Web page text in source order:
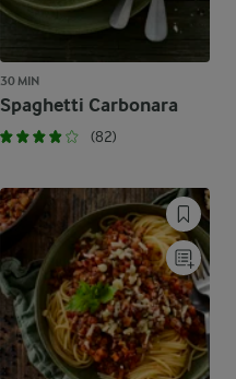
30 MIN
Spaghetti Carbonara
(82)